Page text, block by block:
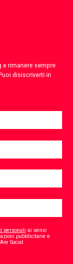
e rimanere sempre
disiscriverti in
personali ai sensi
pubblicitarie e
Social.